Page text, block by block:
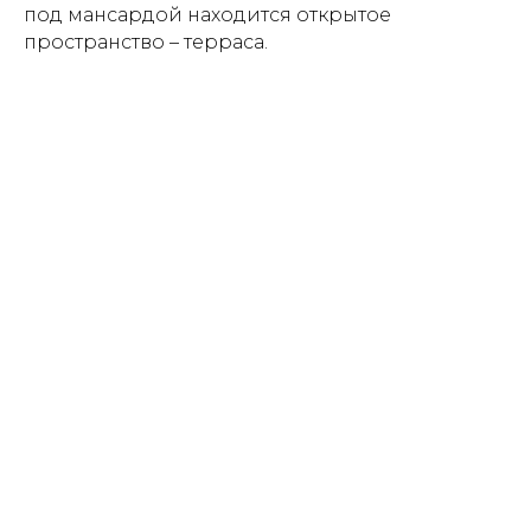
под мансардой находится открытое
пространство – терраса.